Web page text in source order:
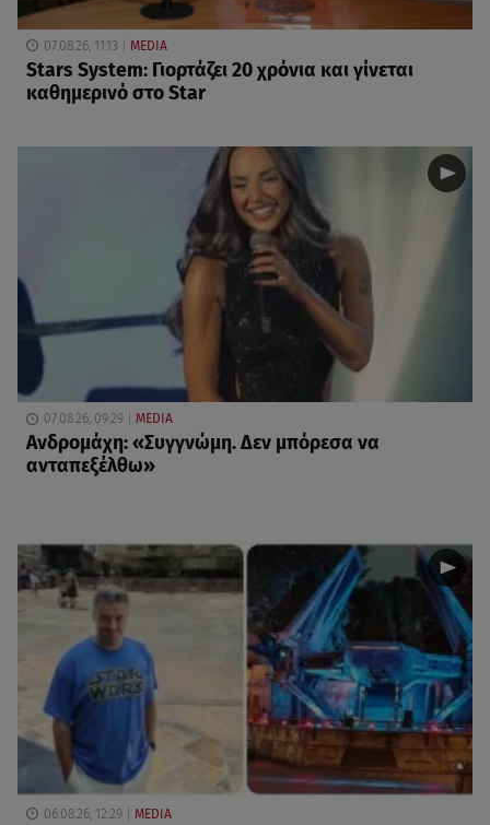
07.08.26, 11:13 MEDIA
Stars System: Γιορτάζει 20 χρόνια και γίνεται
καθημερινό στο Star
07.08.26, 09:29 MEDIA
Ανδρομάχη: «Συγγνώμη. Δεν μπόρεσα να
ανταπεξέλθω»
06.08.26, 12:29 MEDIA